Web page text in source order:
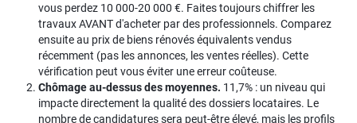
vous perdez 10 000-20 000 €. Faites toujours chiffrer les
travaux AVANT d'acheter par des professionnels. Comparez
ensuite au prix de biens rénovés équivalents vendus
récemment (pas les annonces, les ventes réelles). Cette
vérification peut vous éviter une erreur coûteuse.
Chômage au-dessus des moyennes. 11,7% : un niveau qui
impacte directement la qualité des dossiers locataires. Le
nombre de candidatures sera peut-être élevé, mais les profils